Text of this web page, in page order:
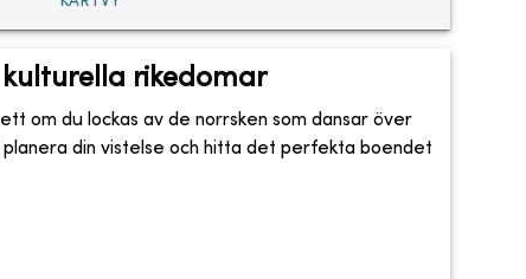
rikedomar
om du lockas av de norrsken som dansar över
din vistelse och hitta det perfekta boendet